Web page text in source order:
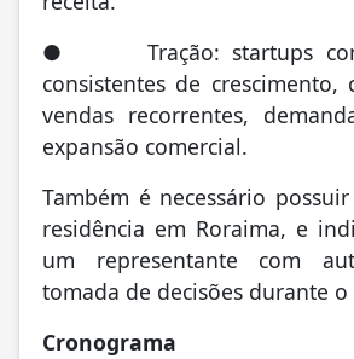
● Tração: startups com
consistentes de crescimento,
vendas recorrentes,
expansão comercial.
Também é necessário
residência em Roraima, e
um representante com
tomada de decisões durante
Cronograma